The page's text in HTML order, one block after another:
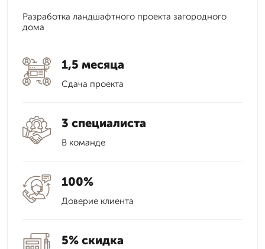
Разработка ландшафтного проекта загородного
дома
1,5 месяца
Сдача проекта
3 специалиста
В команде
100%
Доверие клиента
5% скидка